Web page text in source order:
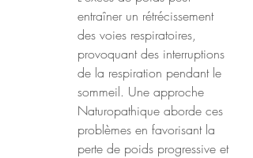
entraîner un rétrécissement
des voies respiratoires,
provoquant des interruptions
de la respiration pendant le
sommeil. Une approche
Naturopathique aborde ces
problèmes en favorisant la
perte de poids progressive et